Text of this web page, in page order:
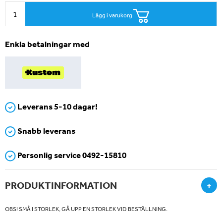
Lägg i varukorg
Enkla betalningar med
Leverans 5-10 dagar!
Snabb leverans
Personlig service 0492-15810
PRODUKTINFORMATION +
OBS! SMÅ I STORLEK, GÅ UPP EN STORLEK VID BESTÄLLNING.